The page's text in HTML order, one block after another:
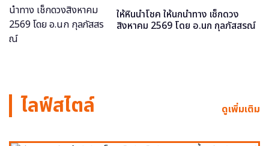
ให้หินนำโชค ให้นกนำทาง เช็กดวง
สิงหาคม 2569 โดย อ.นก กุลภัสสรณ์
ไลฟ์สไตล์ ดูเพิ่มเติม